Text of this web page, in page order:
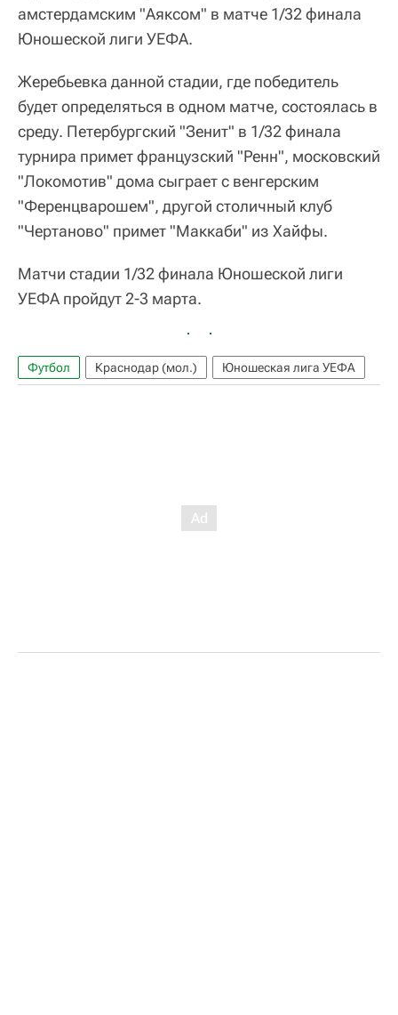
амстердамским "Аяксом" в матче 1/32 финала
Юношеской лиги УЕФА.
Жеребьевка данной стадии, где победитель
будет определяться в одном матче, состоялась в
среду. Петербургский "Зенит" в 1/32 финала
турнира примет французский "Ренн", московский
"Локомотив" дома сыграет с венгерским
"Ференцварошем", другой столичный клуб
"Чертаново" примет "Маккаби" из Хайфы.
Матчи стадии 1/32 финала Юношеской лиги
УЕФА пройдут 2-3 марта.
Футбол Краснодар (мол.) Юношеская лига УЕФА